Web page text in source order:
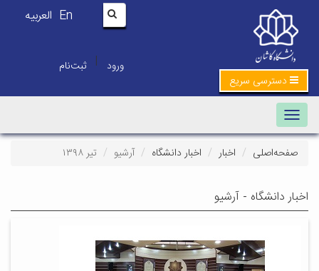
En العربیه
ورود | ثبت‌نام
دسترسی سریع
Toggle navigation
صفحه‌اصلی اخبار اخبار دانشگاه آرشیو تیر ۱۳۹۸
اخبار دانشگاه - آرشیو